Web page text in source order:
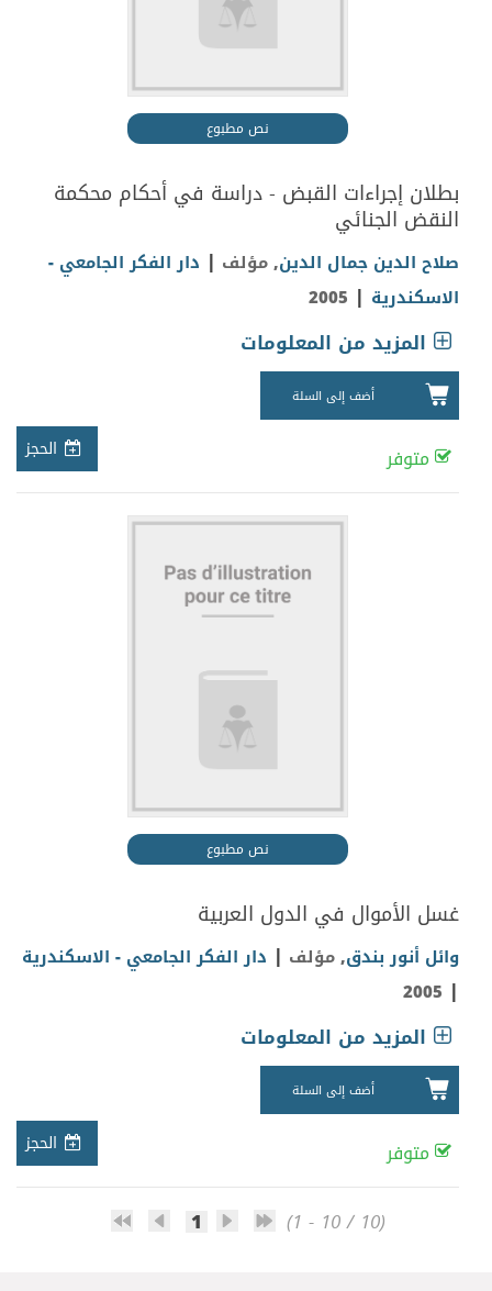
نص مطبوع
بطلان إجراءات القبض - دراسة في أحكام محكمة
النقض الجنائي
صلاح الدين جمال الدين, مؤلف | دار الفكر الجامعي -
الاسكندرية |
2005
المزيد من المعلومات
أضف إلى السلة
الحجز متوفر
نص مطبوع
غسل الأموال في الدول العربية
وائل أنور بندق, مؤلف | دار الفكر الجامعي - الاسكندرية
|
2005
المزيد من المعلومات
أضف إلى السلة
الحجز متوفر
1 (1 - 10 / 10)